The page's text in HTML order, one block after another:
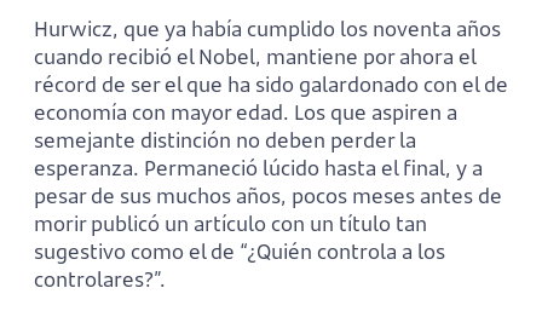
Hurwicz, que ya había cumplido los noventa años
cuando recibió el Nobel, mantiene por ahora el
récord de ser el que ha sido galardonado con el de
economía con mayor edad. Los que aspiren a
semejante distinción no deben perder la
esperanza. Permaneció lúcido hasta el final, y a
pesar de sus muchos años, pocos meses antes de
morir publicó un artículo con un título tan
sugestivo como el de “¿Quién controla a los
controlares?”.